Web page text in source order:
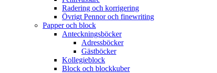
Radering och korrigering
Övrigt Pennor och finewriting
Papper och block
Anteckningsböcker
Adressböcker
Gästböcker
Kollegieblock
Block och blockkuber